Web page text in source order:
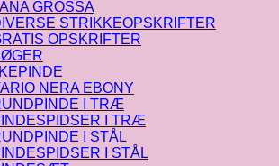
GROSSA
STRIKKEOPSKRIFTER
OPSKRIFTER
NERA EBONY
I TRÆ
I TRÆ
I STÅL
I STÅL